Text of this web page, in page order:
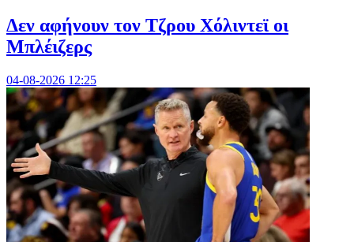
Δεν αφήνουν τον Τζρου Χόλιντεϊ οι
Μπλέιζερς
04-08-2026 12:25